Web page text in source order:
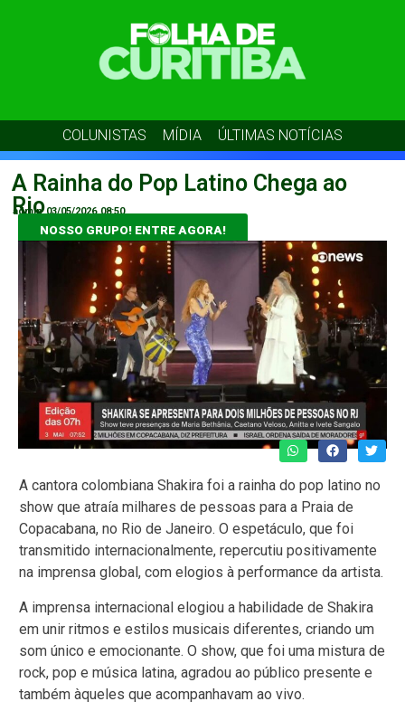
COLUNISTAS MÍDIA ÚLTIMAS NOTÍCIAS
A Rainha do Pop Latino Chega ao
Rio
admin 03/05/2026 08:50
NOSSO GRUPO! ENTRE AGORA!
A cantora colombiana Shakira foi a rainha do pop latino no
show que atraía milhares de pessoas para a Praia de
Copacabana, no Rio de Janeiro. O espetáculo, que foi
transmitido internacionalmente, repercutiu positivamente
na imprensa global, com elogios à performance da artista.
A imprensa internacional elogiou a habilidade de Shakira
em unir ritmos e estilos musicais diferentes, criando um
som único e emocionante. O show, que foi uma mistura de
rock, pop e música latina, agradou ao público presente e
também àqueles que acompanhavam ao vivo.